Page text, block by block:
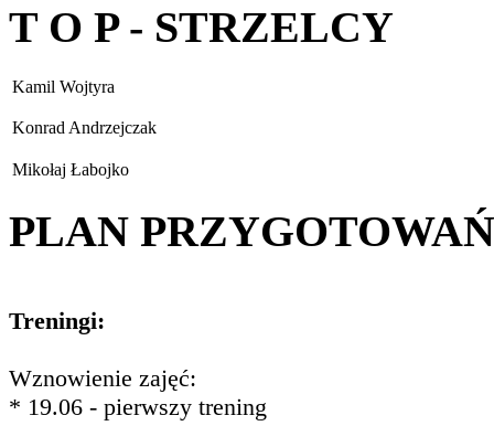
T O P - STRZELCY
Kamil Wojtyra
Konrad Andrzejczak
Mikołaj Łabojko
PLAN PRZYGOTOWAŃ
Treningi:
Wznowienie zajęć:
* 19.06 - pierwszy trening